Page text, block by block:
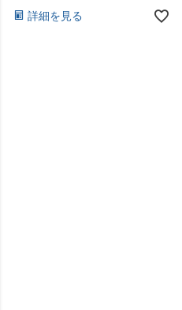
詳細を見る